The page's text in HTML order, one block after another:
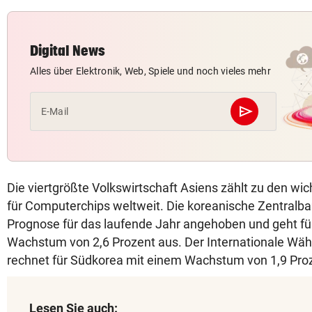
Digital News
Alles über Elektronik, Web, Spiele und noch vieles mehr
E-Mail send
Abschicken
Die viertgrößte Volkswirtschaft Asiens zählt zu den
für Computerchips weltweit. Die koreanische
Prognose für das laufende Jahr angehoben und geht
Wachstum von 2,6 Prozent aus. Der Internationale
rechnet für Südkorea mit einem Wachstum von 1,9
Lesen Sie auch: